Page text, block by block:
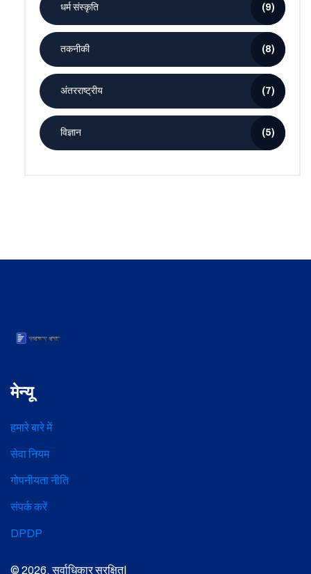
धर्म संस्कृति (9)
तकनीकी (8)
अंतरराष्ट्रीय (7)
विज्ञान (5)
मेन्यू
हमारे बारे में
सेवा नियम
गोपनीयता नीति
संपर्क करें
DPDP
© 2026. सर्वाधिकार सुरक्षित|